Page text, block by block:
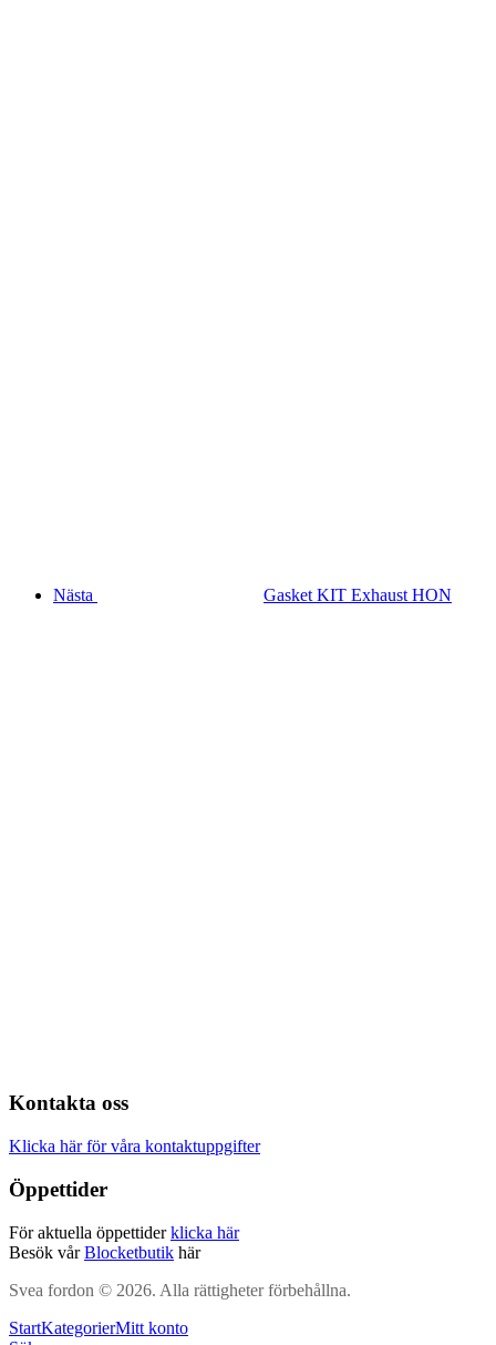
Nästa Gasket KIT Exhaust HON
Kontakta oss
Klicka här för våra kontaktuppgifter
Öppettider
För aktuella öppettiderklicka här
Besök vårBlocketbutik här
Svea fordon © 2026. Alla rättigheter förbehållna.
StartKategorierMitt konto